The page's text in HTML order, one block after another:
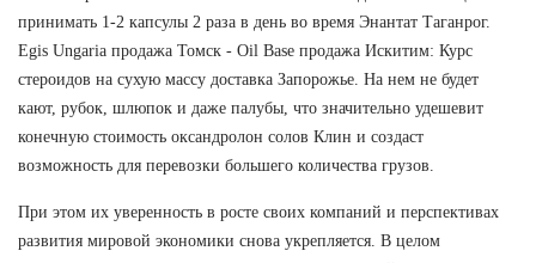
принимать 1-2 капсулы 2 раза в день во время Энантат Таганрог.
Egis Ungaria продажа Томск - Oil Base продажа Искитим: Курс
стероидов на сухую массу доставка Запорожье. На нем не будет
кают, рубок, шлюпок и даже палубы, что значительно удешевит
конечную стоимость оксандролон солов Клин и создаст
возможность для перевозки большего количества грузов.
При этом их уверенность в росте своих компаний и перспективах
развития мировой экономики снова укрепляется. В целом